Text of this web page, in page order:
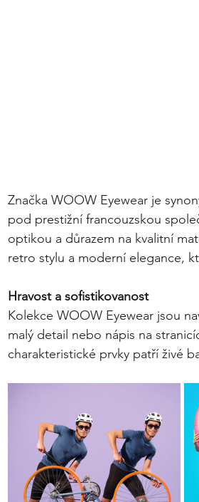
Značka WOOW Eyewear je
pod prestižní francouzskou
optikou a důrazem na kvalitní
retro stylu a moderní elegance,
Hravost a sofistikovanost
Kolekce WOOW Eyewear jsou
malý detail nebo nápis na
charakteristické prvky patří živé